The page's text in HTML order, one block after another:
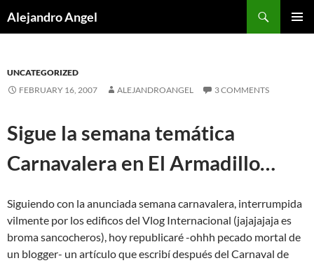
toAlejandro Angel
UNCATEGORIZED
FEBRUARY 16, 2007
ALEJANDROANGEL 3 COMMENTS
Sigue la semana temática
Carnavalera en El Armadillo…
Siguiendo con la anunciada semana carnavalera, interrumpida
vilmente por los edificos del Vlog Internacional (jajajajaja es
broma sancocheros), hoy republicaré -ohhh pecado mortal de
un blogger- un artículo que escribí después del Carnaval de